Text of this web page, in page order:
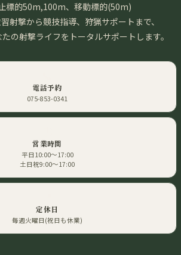
標的50m,100m、移動標的(50m)
射撃から競技指導、狩猟サポートまで、
の射撃ライフをトータルサポートします。
電話予約
075-853-0341
営業時間
平日10:00〜17:00
土日祝9:00〜17:00
定休日
毎週火曜日(祝日も休業)